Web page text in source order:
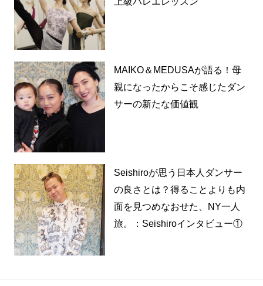
MAIKO＆MEDUSAが語る！母
親になったからこそ感じたダン
サーの新たな価値観
Seishiroが思う日本人ダンサー
の良さとは？得ることよりも内
面を見つめなおせた、NY一人
旅。：Seishiroインタビュー①